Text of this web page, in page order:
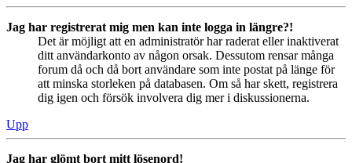
Jag har registrerat mig men kan inte logga in längre?!
Det är möjligt att en administratör har raderat eller inaktiverat
ditt användarkonto av någon orsak. Dessutom rensar många
forum då och då bort användare som inte postat på länge för
att minska storleken på databasen. Om så har skett, registrera
dig igen och försök involvera dig mer i diskussionerna.
Upp
Jag har glömt bort mitt lösenord!